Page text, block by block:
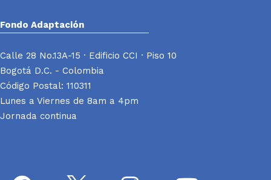
Fondo Adaptación
Calle 28 No.13A-15 · Edificio CCI · Piso 10
Bogotá D.C. - Colombia
Código Postal: 110311
Lunes a Viernes de 8am a 4pm
Jornada continua